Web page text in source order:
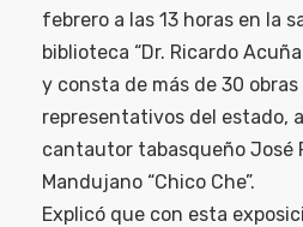
febrero a las 13 horas en la
biblioteca “Dr. Ricardo
y consta de más de 30
representativos del estado,
cantautor tabasqueño José
Mandujano “Chico Che”.
Explicó que con esta